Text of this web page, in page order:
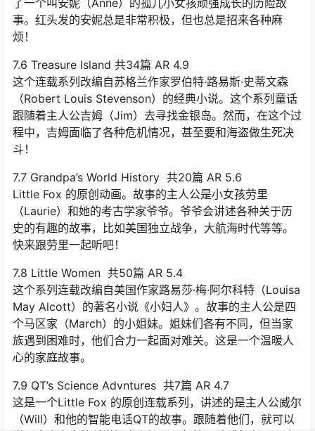
事。红头发的安妮总是非常积极，但也总是招来各种麻
烦！
7.6 Treasure Island 共34篇 AR 4.9
这个连载系列改编自苏格兰作家罗伯特·路易斯·史蒂文森
（Robert Louis Stevenson）的经典小说。这个系列童话
跟随着主人公吉姆（Jim）去寻找金银岛。然而，在这个过
程中，吉姆面临了各种危机情况，甚至要和海盗做生死决
斗！
7.7 Grandpa’s World History 共20篇 AR 5.6
Little Fox 的原创动画。故事的主人公是小女孩劳里
（Laurie）和她的考古学家爷爷。爷爷会讲述各种关于历
史的有趣的故事，比如美国独立战争，大航海时代等等。
快来跟劳里一起听吧！
7.8 Little Women 共50篇 AR 5.4
这个系列连载改编自美国作家路易莎·梅·阿尔科特（Louisa
May Alcott）的著名小说《小妇人》。故事的主人公是四
个马区家（March）的小姐妹。姐妹们各有不同，但当家
族遇到困难时，他们合力一起面对难关。这是一个温暖人
心的家庭故事。
7.9 QT’s Science Advntures 共7篇 AR 4.7
这是一个Little Fox 的原创连载系列，讲述的是主人公威尔
（Will）和他的智能电话QT的故事。跟随着他们，就可以